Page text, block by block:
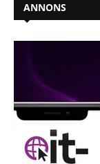
ANNONS